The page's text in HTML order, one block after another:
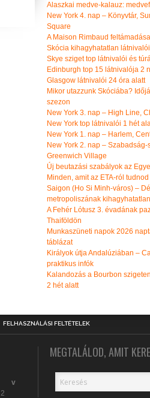
Alaszkai medve-kalauz:
New York 4. nap – Könyvtár,
Square
A Maison Rimbaud
Skócia kihagyhatatlan
Skye sziget top látnivalói és
Edinburgh top 15 látnivalója 2
Glasgow látnivalói 24 óra alatt
Mikor utazzunk Skóciába?
szezon
New York 3. nap – High Line,
New York top látnivalói 1 hét
New York 1. nap – Harlem,
New York 2. nap – Szabadság-
Greenwich Village
Új beutazási szabályok az
Minden, amit az ETA-ról
Saigon (Ho Si Minh-város) –
metropoliszának
A Fehér Lótusz 3. évadának
Thaiföldön
Munkaszüneti napok 2026
táblázat
Királyok útja Andalúziában –
praktikus infók
Kalandozás a Bourbon
2 hét alatt
FELHASZNÁLÁSI FELTÉTELEK
v
2
MEGTALÁLOD, AMIT